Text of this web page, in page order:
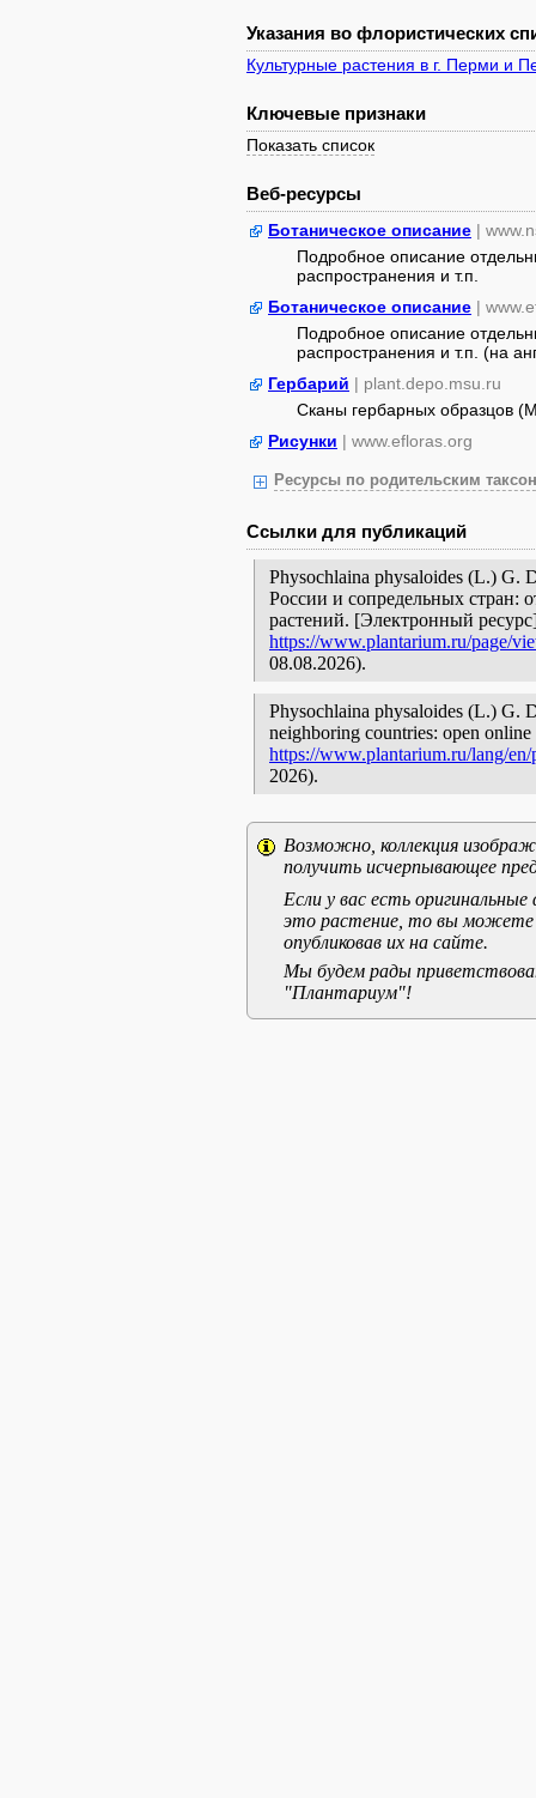
Указания во флористических
Культурные растения в г. Перми и
Ключевые признаки
Показать список
Веб-ресурсы
Ботаническое описание |
Подробное описание
распространения и т.п.
Ботаническое описание |
Подробное описание
распространения и т.п. (на
Гербарий | plant.depo.msu.ru
Сканы гербарных образцов
Рисунки | www.efloras.org
Ресурсы по родительским
Ссылки для публикаций
Physochlaina physaloides (L.)
России и сопредельных стран:
растений. [Электронный
https://www.plantarium.ru/page/
08.08.2026).
Physochlaina physaloides (L.) G.
neighboring countries: open
https://www.plantarium.ru/lang/
2026).
Возможно, коллекция
получить исчерпывающее
Если у вас есть
это растение, то вы можете
опубликовав их на сайте.
Мы будем рады
"Плантариум"!